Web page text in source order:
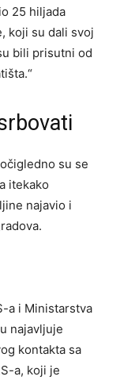
25 hiljada
koji su dali svoj
bili prisutni od
su se
itekako
najavio i
a i Ministarstva
najavljuje
kontakta sa
a, koji je